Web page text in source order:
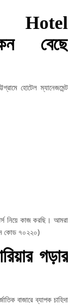
বেছে
হোটেল ম্যানেজমেন্ট
নিয়ে কাজ করছি। আমরা
কোড ৭০২২০)
গড়ার
বাজারে ব্যাপক চাহিদা